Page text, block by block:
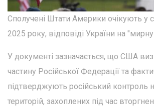
Сполучені Штати Америки очікують у
2025 року, відповіді України на
У документі зазначається, що США
частину Російської Федерації та
підтверджують російський контроль
територій, захоплених під час